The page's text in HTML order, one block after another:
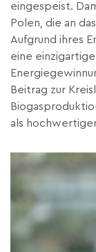
eingespeist.
Polen, die an
Aufgrund ihres
eine
Beitrag zur
als